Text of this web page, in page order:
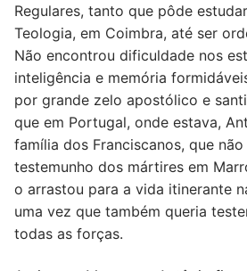
Regulares, tanto que pôde
Teologia, em Coimbra, até ser
Não encontrou dificuldade nos
inteligência e memória
por grande zelo apostólico e
que em Portugal, onde estava,
família dos Franciscanos, que
testemunho dos mártires em
o arrastou para a vida itinerante
uma vez que também queria
todas as forças.